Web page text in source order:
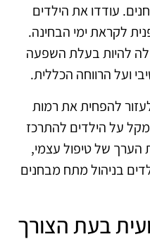
עודדו את הילדים
לקראת ימי הבחינה.
להיות בעלת השפעה
ועל הרווחה הכללית.
להפחית את רמות
על הילדים להתרכז
הערך של טיפול עצמי,
בניהול מתח מבחנים
בעת הצורך